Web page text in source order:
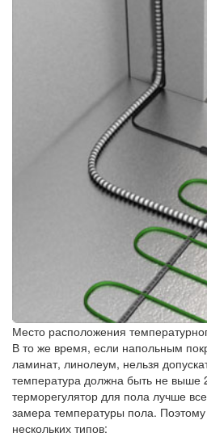
Место расположения
В то же время, если напольным
ламинат, линолеум, нельзя
температура должна быть не выше
терморегулятор для пола лучше
замера температуры пола.
нескольких типов: